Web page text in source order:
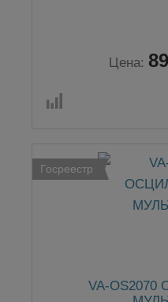
Цена:
Госреестр
VA-